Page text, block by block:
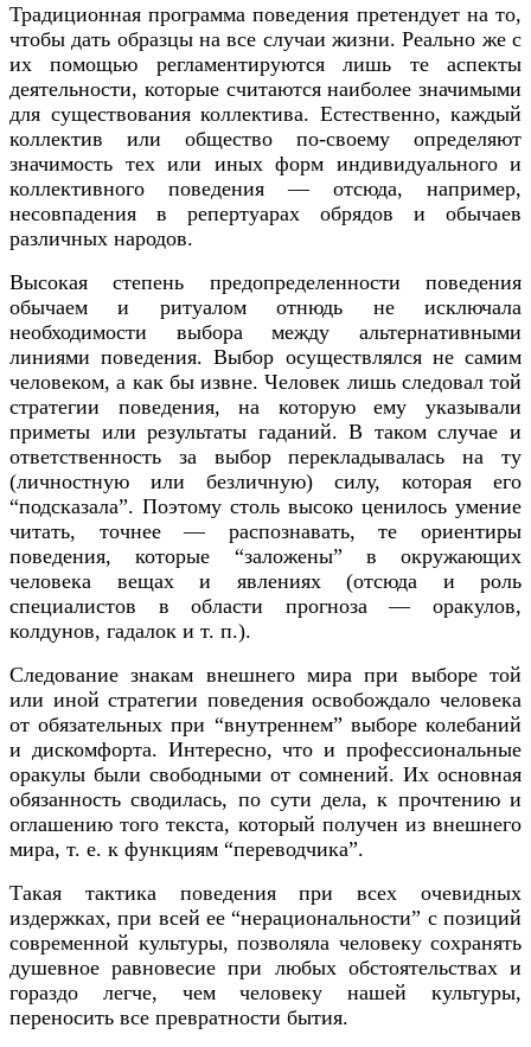
Традиционная программа поведения претендует на то,
чтобы дать образцы на все случаи жизни. Реально же с
их помощью регламентируются лишь те аспекты
деятельности, которые считаются наиболее значимыми
для существования коллектива. Естественно, каждый
коллектив или общество по-своему определяют
значимость тех или иных форм индивидуального и
коллективного поведения — отсюда, например,
несовпадения в репертуарах обрядов и обычаев
различных народов.
Высокая степень предопределенности поведения
обычаем и ритуалом отнюдь не исключала
необходимости выбора между альтернативными
линиями поведения. Выбор осуществлялся не самим
человеком, а как бы извне. Человек лишь следовал той
стратегии поведения, на которую ему указывали
приметы или результаты гаданий. В таком случае и
ответственность за выбор перекладывалась на ту
(личностную или безличную) силу, которая его
“подсказала”. Поэтому столь высоко ценилось умение
читать, точнее — распознавать, те ориентиры
поведения, которые “заложены” в окружающих
человека вещах и явлениях (отсюда и роль
специалистов в области прогноза — оракулов,
колдунов, гадалок и т. п.).
Следование знакам внешнего мира при выборе той
или иной стратегии поведения освобождало человека
от обязательных при “внутреннем” выборе колебаний
и дискомфорта. Интересно, что и профессиональные
оракулы были свободными от сомнений. Их основная
обязанность сводилась, по сути дела, к прочтению и
оглашению того текста, который получен из внешнего
мира, т. е. к функциям “переводчика”.
Такая тактика поведения при всех очевидных
издержках, при всей ее “нерациональности” с позиций
современной культуры, позволяла человеку сохранять
душевное равновесие при любых обстоятельствах и
гораздо легче, чем человеку нашей культуры,
переносить все превратности бытия.